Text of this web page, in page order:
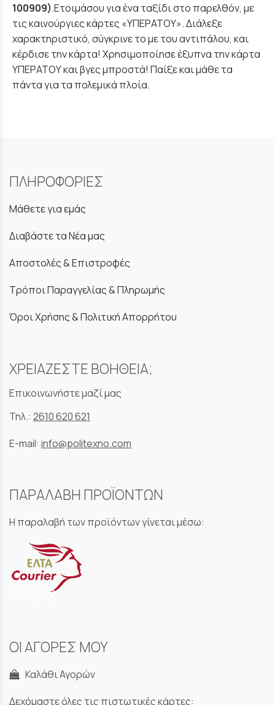
100909).Ετοιμάσου για ένα ταξίδι στο παρελθόν, με
τις καινούργιες κάρτες «ΥΠΕΡΑΤΟΥ». Διάλεξε
χαρακτηριστικό, σύγκρινε το με του αντιπάλου, και
κέρδισε την κάρτα! Χρησιμοποίησε έξυπνα την κάρτα
ΥΠΕΡΑΤΟΥ και βγες μπροστά! Παίξε και μάθε τα
πάντα για τα πολεμικά πλοία.
ΠΛΗΡΟΦΟΡΙΕΣ
Μάθετε για εμάς
Διαβάστε τα Νέα μας
Αποστολές & Επιστροφές
Τρόποι Παραγγελίας & Πληρωμής
Όροι Χρήσης & Πολιτική Απορρήτου
ΧΡΕΙΑΖΕΣΤΕ ΒΟΗΘΕΙΑ;
Επικοινωνήστε μαζί μας
Τηλ.: 2610 620 621
E-mail: info@politexno.com
ΠΑΡΑΛΑΒΗ ΠΡΟΪΟΝΤΩΝ
Η παραλαβή των προϊόντων γίνεται μέσω:
ΟΙ ΑΓΟΡΕΣ ΜΟΥ
Καλάθι Αγορών
Δεχόμαστε όλες τις πιστωτικές κάρτες: